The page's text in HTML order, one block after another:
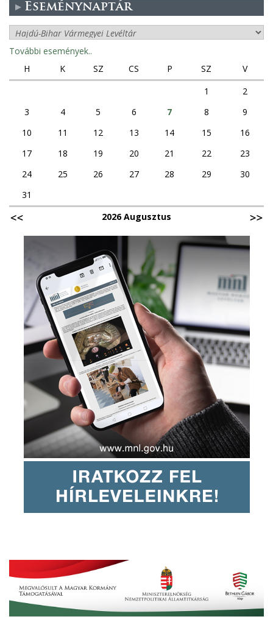
Eseménynaptár
További események..
H
K SZ CS P SZ
V
1
2
3
4 5 6 7 8
9
10
11 12 13 14 15
16
17
18 19 20 21 22
23
24
25 26 27 28 29
30
31
2026 Augusztus